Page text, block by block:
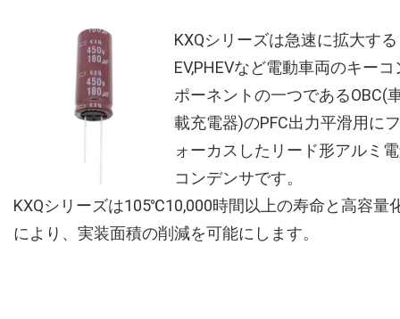
KXQシリーズは急速に拡大する
EV,PHEVなど電動車両のキーコ
ポーネントの一つであるOBC(
載充電器)のPFC出力平滑用にフ
ォーカスしたリード形アルミ
コンデンサです。
KXQシリーズは105℃10,000時間以上の寿命と高容量
により、実装面積の削減を可能にします。